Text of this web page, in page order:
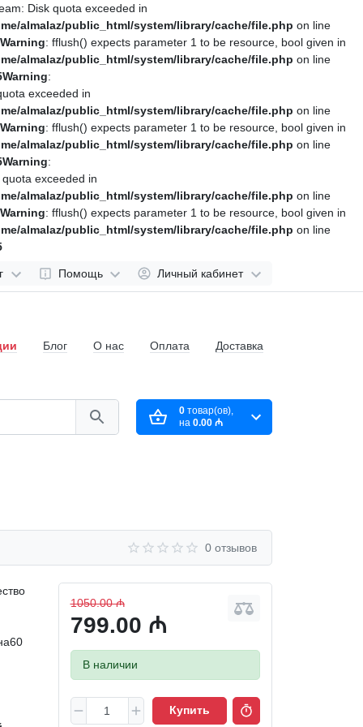
Disk quota exceeded in
almalaz/public_html/system/library/cache/file.php on line
Warning: fflush() expects parameter 1 to be resource, bool given in
almalaz/public_html/system/library/cache/file.php on line
Warning:
exceeded in
almalaz/public_html/system/library/cache/file.php on line
Warning: fflush() expects parameter 1 to be resource, bool given in
almalaz/public_html/system/library/cache/file.php on line
Warning:
exceeded in
almalaz/public_html/system/library/cache/file.php on line
Warning: fflush() expects parameter 1 to be resource, bool given in
almalaz/public_html/system/library/cache/file.php on line
Помощь Личный кабинет
Блог О нас Оплата Доставка
0товар(ов),
на 0.00 ₼
0 отзывов
1050.00 ₼
799.00 ₼
В наличии
Купить